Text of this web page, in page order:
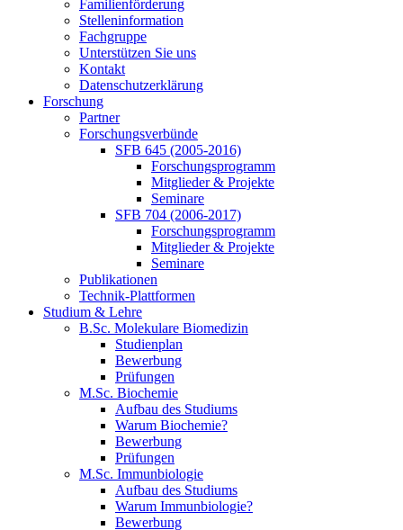
Familienförderung
Stelleninformation
Fachgruppe
Unterstützen Sie uns
Kontakt
Datenschutzerklärung
Forschung
Partner
Forschungsverbünde
SFB 645 (2005-2016)
Forschungsprogramm
Mitglieder & Projekte
Seminare
SFB 704 (2006-2017)
Forschungsprogramm
Mitglieder & Projekte
Seminare
Publikationen
Technik-Plattformen
Studium & Lehre
B.Sc. Molekulare Biomedizin
Studienplan
Bewerbung
Prüfungen
M.Sc. Biochemie
Aufbau des Studiums
Warum Biochemie?
Bewerbung
Prüfungen
M.Sc. Immunbiologie
Aufbau des Studiums
Warum Immunbiologie?
Bewerbung